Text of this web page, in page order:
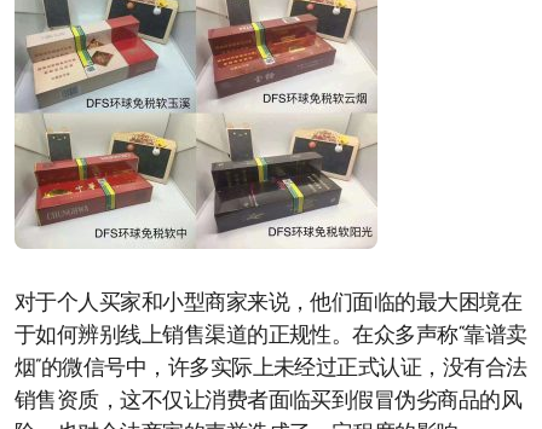
对于个人买家和小型商家来说，他们面临的最大困境在
于如何辨别线上销售渠道的正规性。在众多声称“靠谱卖
烟”的微信号中，许多实际上未经过正式认证，没有合法
销售资质，这不仅让消费者面临买到假冒伪劣商品的风